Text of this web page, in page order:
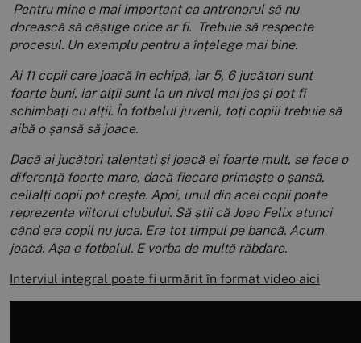
Pentru mine e mai important ca antrenorul să nu
dorească să câștige orice ar fi. Trebuie să respecte
procesul. Un exemplu pentru a înțelege mai bine.
Ai 11 copii care joacă în echipă, iar 5, 6 jucători sunt
foarte buni, iar alții sunt la un nivel mai jos și pot fi
schimbați cu alții. În fotbalul juvenil, toți copiii trebuie să
aibă o șansă să joace.
Dacă ai jucători talentați și joacă ei foarte mult, se face o
diferență foarte mare, dacă fiecare primește o șansă,
ceilalți copii pot crește. Apoi, unul din acei copii poate
reprezenta viitorul clubului. Să știi că Joao Felix atunci
când era copil nu juca. Era tot timpul pe bancă. Acum
joacă. Așa e fotbalul. E vorba de multă răbdare.
Interviul integral poate fi urmărit în format video aici